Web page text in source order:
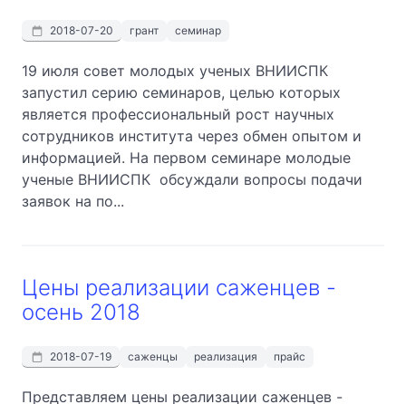
2018-07-20 грант семинар
19 июля совет молодых ученых ВНИИСПК
запустил серию семинаров, целью которых
является профессиональный рост научных
сотрудников института через обмен опытом и
информацией. На первом семинаре молодые
ученые ВНИИСПК обсуждали вопросы подачи
заявок на по...
Цены реализации саженцев -
осень 2018
2018-07-19 саженцы реализация прайс
Представляем цены реализации саженцев -